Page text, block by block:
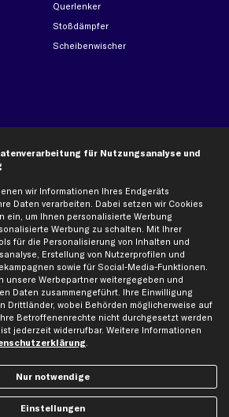
Querlenker
Stoßdämpfer
Scheibenwischer
für Nutzungsanalyse und
wir Informationen Ihres Endgeräts
Daten verarbeiten. Dabei setzen wir Cookies
ein, um Ihnen personalisierte Werbung
Werbung zu schalten. Mit Ihrer
für die Personalisierung von Inhalten und
Erstellung von Nutzerprofilen und
sowie für Social-Media-Funktionen.
unsere Werbepartner weitergegeben und
Daten zusammengeführt. Ihre Einwilligung
Drittländer, wobei Behörden möglicherweise auf
Betroffenenrechte nicht durchgesetzt werden
jederzeit widerrufbar. Weitere Informationen
.
Nur notwendige
Einstellungen